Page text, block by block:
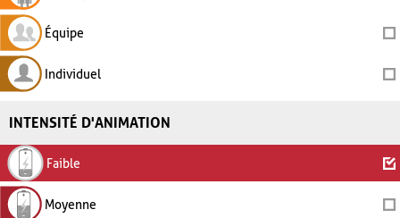
Équipe
Individuel
INTENSITÉ D'ANIMATION
Faible
Moyenne